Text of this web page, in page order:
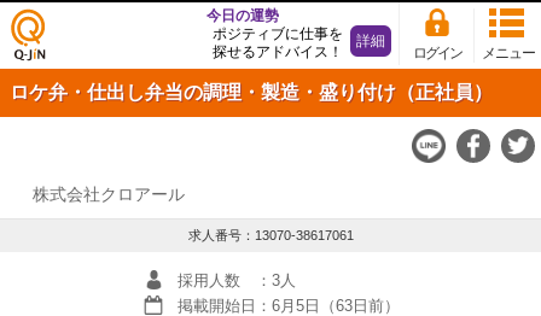
仕事
探し
の求
Q-JiN
メニュー
ログイン
今日の運勢
ポジティブに仕事を
探せるアドバイス！
詳細
ロケ弁・仕出し弁当の調理・製造・盛り付け（正社員）
株式会社クロアール
求人番号：13070-38617061
採用人数
：3人
掲載開始日 ：6月5日（63日前）